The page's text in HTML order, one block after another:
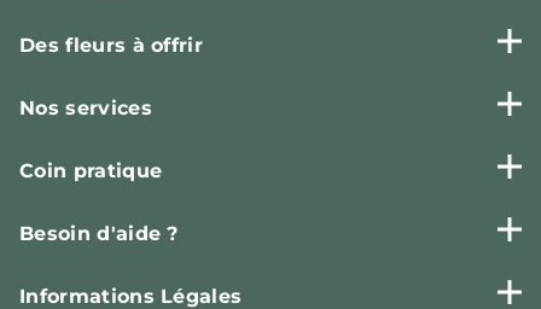
Des fleurs à offrir
Nos services
Coin pratique
Besoin d'aide ?
Informations Légales